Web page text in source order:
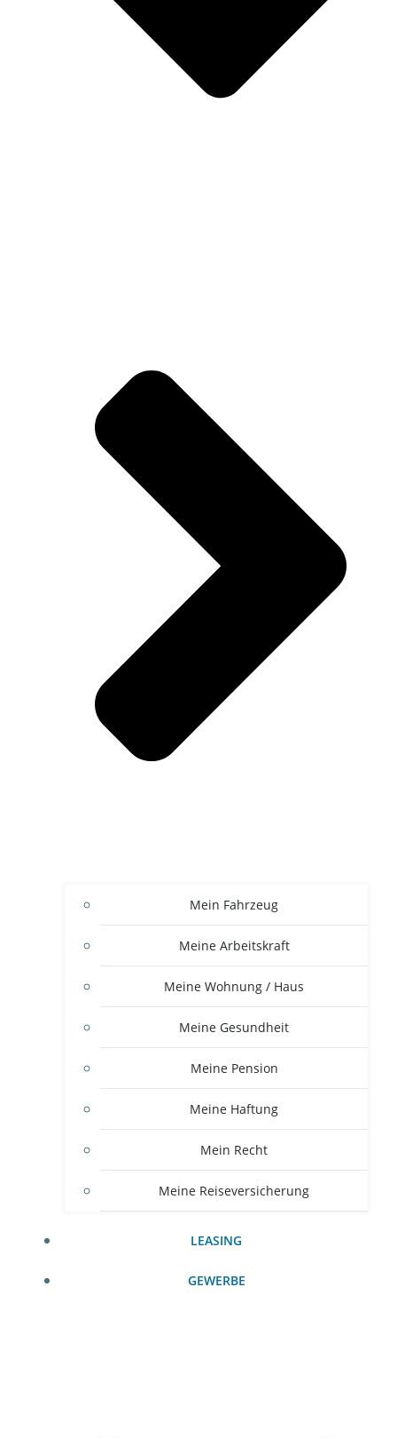
Mein Fahrzeug
Meine Arbeitskraft
Meine Wohnung / Haus
Meine Gesundheit
Meine Pension
Meine Haftung
Mein Recht
Meine Reiseversicherung
LEASING
GEWERBE